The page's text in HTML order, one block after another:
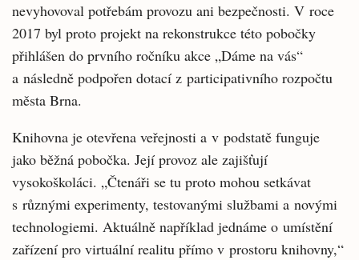
nevyhovoval potřebám provozu ani bezpečnosti. V roce
2017 byl proto projekt na rekonstrukce této pobočky
přihlášen do prvního ročníku akce „Dáme na vás“
a následně podpořen dotací z participativního rozpočtu
města Brna.
Knihovna je otevřena veřejnosti a v podstatě funguje
jako běžná pobočka. Její provoz ale zajišťují
vysokoškoláci. „Čtenáři se tu proto mohou setkávat
s různými experimenty, testovanými službami a novými
technologiemi. Aktuálně například jednáme o umístění
zařízení pro virtuální realitu přímo v prostoru knihovny,“